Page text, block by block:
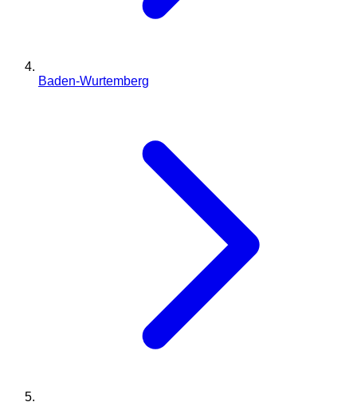
Baden-Wurtemberg